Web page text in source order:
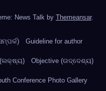
News Talk by Themeansar.
Guideline for author
(ଲକ୍ଷ୍ୟ) Objective (ଉଦ୍ଦେଶ୍ୟ)
Conference Photo Gallery